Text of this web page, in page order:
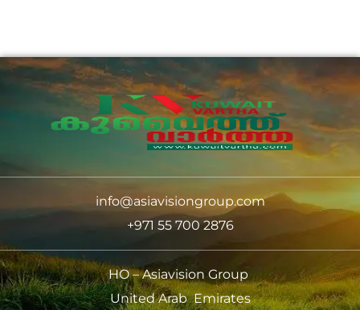
info@asiavisiongroup.com
+971 55 700 2876
HO – Asiavision Group
United Arab Emirates